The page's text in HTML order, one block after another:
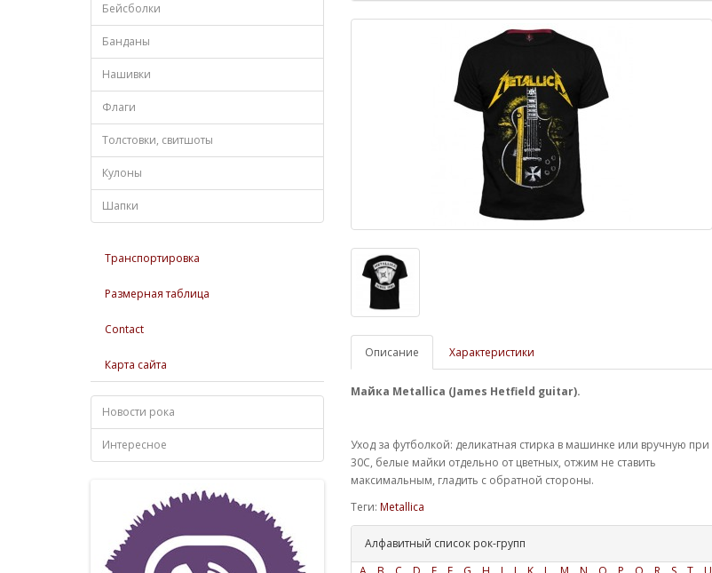
Бейсболки
Банданы
Нашивки
Флаги
Толстовки, свитшоты
Кулоны
Шапки
Транспортировка
Размерная таблица
Contact
Карта сайта
Новости рока
Интересное
Описание Характеристики
Майка Metallica (James Hetfield guitar).
Уход за футболкой: деликатная стирка в машинке или вручную при
30С, белые майки отдельно от цветных, отжим не ставить
максимальным, гладить с обратной стороны.
Теги: Metallica
Алфавитный список рок-групп